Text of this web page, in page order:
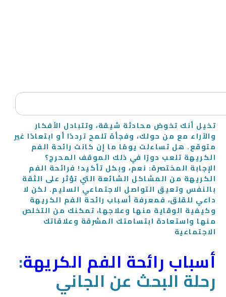
تخيل أنك تخوض محادثة شيقة، وتتبادل الأفكار
والآراء مع من حولك، وفجأة تلمح ترددًا أو ابتعادًا غير
متوقع. هل تساءلت يومًا ما إن كانت رائحة الفم
الكريهة تلعب دورًا في ذلك الموقف المحرج؟
الإجابة المختصرة: نعم، وبكل تأكيد! فرائحة الفم
الكريهة من المشاكل الشائعة التي تؤثر على الثقة
بالنفس وتعيق التواصل الاجتماعي السليم. لكن لا
داعي للقلق، فمعرفة أسباب رائحة الفم الكريهة
وكيفية الوقاية منها وعلاجها، تمكنك من التخلص
منها واستعادة ابتسامتك المشرقة وعلاقاتك
الاجتماعية
أسباب رائحة الفم الكريهة:
رحلة البحث عن الجاني